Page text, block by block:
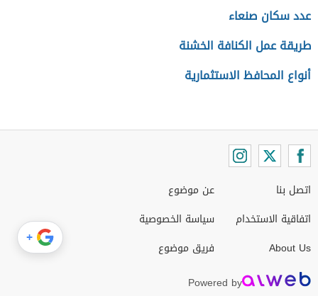
عدد سكان صنعاء
طريقة عمل الكنافة الخشنة
أنواع المحافظ الاستثمارية
اتصل بنا
اتفاقية الاستخدام
About Us
عن موضوع
سياسة الخصوصية
فريق موضوع
Powered by
+